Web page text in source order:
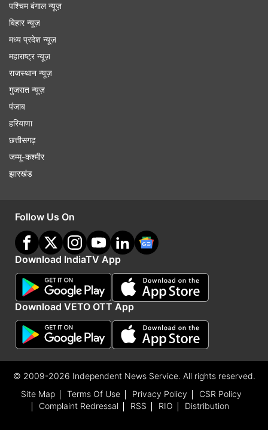
पश्चिम बंगाल न्यूज़
बिहार न्यूज़
मध्य प्रदेश न्यूज़
महाराष्ट्र न्यूज़
राजस्थान न्यूज़
गुजरात न्यूज़
पंजाब
हरियाणा
छत्तीसगढ़
जम्मू-कश्मीर
झारखंड
Follow Us On
Download IndiaTV App
Download VETO OTT App
© 2009-2026 Independent News Service. All rights reserved.
Site Map
Terms Of Use Privacy Policy
CSR Policy
Complaint Redressal
RSS RIO Distribution